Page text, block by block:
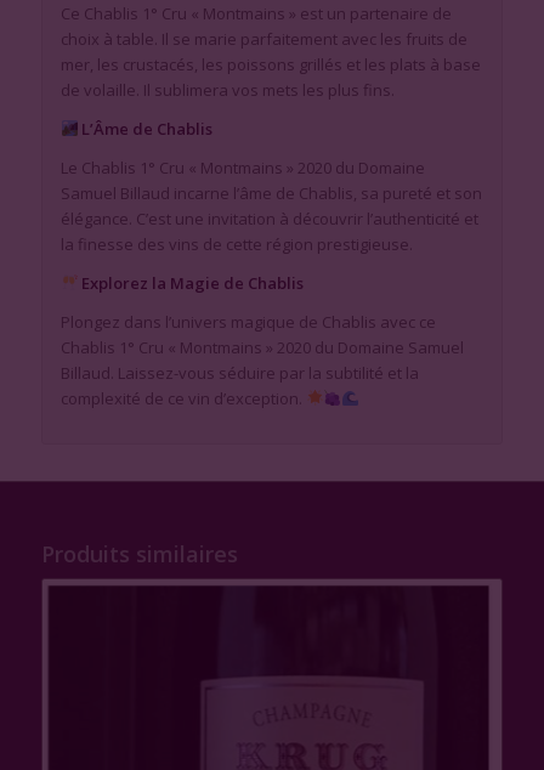
Ce Chablis 1° Cru « Montmains » est un partenaire de
choix à table. Il se marie parfaitement avec les fruits de
mer, les crustacés, les poissons grillés et les plats à base
de volaille. Il sublimera vos mets les plus fins.
L’Âme de Chablis
Le Chablis 1° Cru « Montmains » 2020 du Domaine
Samuel Billaud incarne l’âme de Chablis, sa pureté et son
élégance. C’est une invitation à découvrir l’authenticité et
la finesse des vins de cette région prestigieuse.
Explorez la Magie de Chablis
Plongez dans l’univers magique de Chablis avec ce
Chablis 1° Cru « Montmains » 2020 du Domaine Samuel
Billaud. Laissez-vous séduire par la subtilité et la
complexité de ce vin d’exception.
Produits similaires